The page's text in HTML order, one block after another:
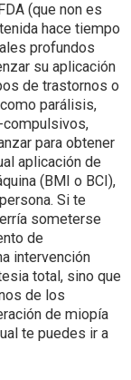
(que non es
hace tiempo
profundos
su aplicación
de trastornos o
parálisis,
compulsivos,
para obtener
aplicación de
(BMI o BCI),
Si te
someterse
de
intervención
total, sino que
de los
de miopía
te puedes ir a